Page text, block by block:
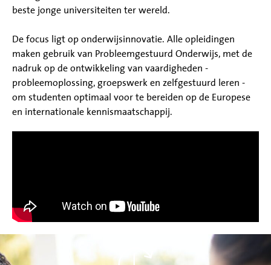
beste jonge universiteiten ter wereld.
De focus ligt op onderwijsinnovatie. Alle opleidingen
maken gebruik van Probleemgestuurd Onderwijs, met de
nadruk op de ontwikkeling van vaardigheden -
probleemoplossing, groepswerk en zelfgestuurd leren -
om studenten optimaal voor te bereiden op de Europese
en internationale kennismaatschappij.